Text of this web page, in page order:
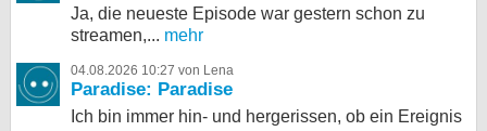
Ja, die neueste Episode war gestern schon zu
streamen,... mehr
04.08.2026 10:27 von Lena
Paradise: Paradise
Ich bin immer hin- und hergerissen, ob ein Ereignis